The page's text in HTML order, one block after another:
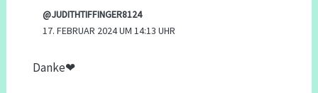
@JUDITHTIFFINGER8124
17. FEBRUAR 2024 UM 14:13 UHR
Danke❤